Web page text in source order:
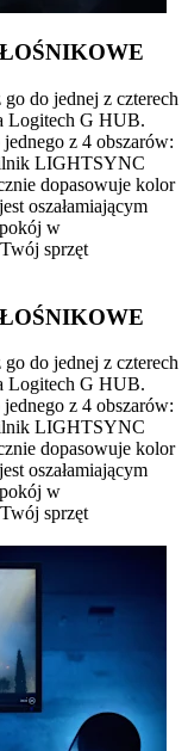
do jednej z czterech
Logitech G HUB.
z 4 obszarów:
LIGHTSYNC
dopasowuje kolor
oszałamiającym
w
sprzęt
do jednej z czterech
Logitech G HUB.
z 4 obszarów:
LIGHTSYNC
dopasowuje kolor
oszałamiającym
w
sprzęt